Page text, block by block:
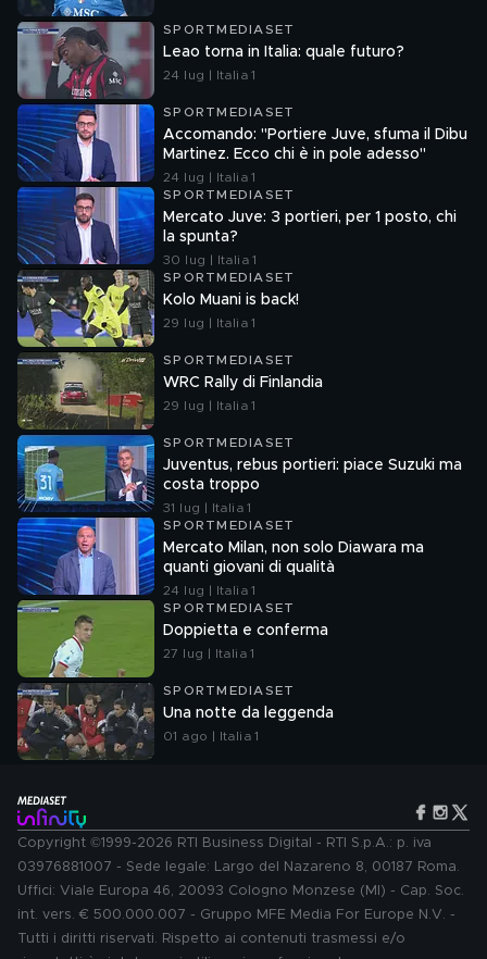
SPORTMEDIASET
Leao torna in Italia: quale futuro?
24 lug | Italia 1
SPORTMEDIASET
Accomando: "Portiere Juve, sfuma il Dibu
Martinez. Ecco chi è in pole adesso"
24 lug | Italia 1
SPORTMEDIASET
Mercato Juve: 3 portieri, per 1 posto, chi
la spunta?
30 lug | Italia 1
SPORTMEDIASET
Kolo Muani is back!
29 lug | Italia 1
SPORTMEDIASET
WRC Rally di Finlandia
29 lug | Italia 1
SPORTMEDIASET
Juventus, rebus portieri: piace Suzuki ma
costa troppo
31 lug | Italia 1
SPORTMEDIASET
Mercato Milan, non solo Diawara ma
quanti giovani di qualità
24 lug | Italia 1
SPORTMEDIASET
Doppietta e conferma
27 lug | Italia 1
SPORTMEDIASET
Una notte da leggenda
01 ago | Italia 1
Copyright ©1999-2026 RTI Business Digital - RTI S.p.A.: p. iva
03976881007 - Sede legale: Largo del Nazareno 8, 00187 Roma.
Uffici: Viale Europa 46, 20093 Cologno Monzese (MI) - Cap. Soc.
int. vers. € 500.000.007 - Gruppo MFE Media For Europe N.V. -
Tutti i diritti riservati. Rispetto ai contenuti trasmessi e/o